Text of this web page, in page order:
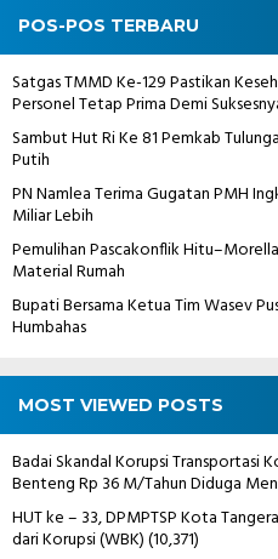
POS-POS TERBARU
Satgas TMMD Ke-129 Pastikan
Personel Tetap Prima Demi
Sambut Hut Ri Ke 81 Pemkab
Putih
PN Namlea Terima Gugatan PMH
Miliar Lebih
Pemulihan Pascakonflik
Material Rumah
Bupati Bersama Ketua Tim Wasev
Humbahas
MOST VIEWED POSTS
Badai Skandal Korupsi Transportasi
Benteng Rp 36 M/Tahun Diduga
HUT ke – 33, DPMPTSP Kota
dari Korupsi (WBK)(10,371)